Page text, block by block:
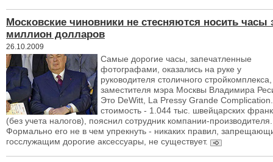
Московские чиновники не стесняются носить часы
миллион долларов
26.10.2009
Самые дорогие часы, запечатленные
фотографами, оказались на руке у
руководителя столичного стройкомплекса,
заместителя мэра Москвы Владимира
Это DeWitt, La Pressy Grande
стоимость - 1.044 тыс. швейцарских
(без учета налогов), пояснил сотрудник компании-производителя.
Формально его не в чем упрекнуть - никаких правил,
госслужащим дорогие аксессуары, не существует.